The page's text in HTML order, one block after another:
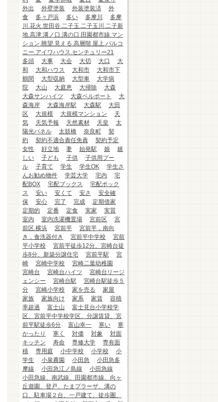
外出
外壁塗装 外装塗装済
外
食
多々戸浜 多い 多摩川
多摩
川.花火.世田谷.二子玉.二子玉川.二子新
地.高津.溝ノ口.溝の口.田園都市線.マン
ション.眺望.見える.高層階.屋上.バルコ
ニー.アイワハウス.センチュリー21
多頭
大事 大会 大切 大口
大
和
大和ハウス 大和市
大和市下
鶴間
大型収納 大型車
大学病
院
大山 大庭恵 大掃除
大森
大森サンハイツ
大森ベルポート
大
森海岸
大森海岸駅 大森駅
大田
区
大規模 大規模マンション
天
気
天気予報 天然素材 天皇
太
陽光パネル
太鼓橋 奈良町
契
約
契約不適合責任免責
契約予定
女性
好立地 妻 始発駅 娘
嬉
しい
子ども 子供
子供用プー
ル
子育て 学生 学生OK
学生さ
んお勧め物件
学芸大学 宅内
宅
配BOX
宅配ブックス
宅配ボック
ス
安い 安くて 安さ
安全確
保
安心 完了 完成
定期借家
定期的
定番 定食 実家
実質
室内
室内洗濯機置場 宮前区
宮
前区.横浜
宮前平
宮前平，南向
き，食洗器付き
宮前平中学校
宮前
平小学校
宮前平徒歩12分、宮崎台徒
歩8分、新築分譲住宅
宮前平駅
宮
崎
宮崎中学校
宮崎二葉幼稚園
宮崎台
宮崎台ハイツ
宮崎台リージ
ェンシー
宮崎台駅
宮崎台駅徒歩５
分
宮崎小学校 家を売る
家屋
家族
家族向け 家系 家賃
容積
率超過
富士山
富士見台小学校学
区、宮前平中学校学区、分譲賃貸、宮
前平駅徒歩6分
富山幸一 寒い
寒
かったり
寒く 対価 対象
対面
キッチン
寿命 専修大学
専有面
積
専用庭 小中学校 小学校
小
学生
小泉農園 小田急
小田急多
摩線
小田急江ノ島線
小田急線
小田急線、南武線、田園都市線、向ヶ
丘遊園、登戸、たまプラーザ、溝の
口、駐車場２台、一戸建て、徒歩圏、